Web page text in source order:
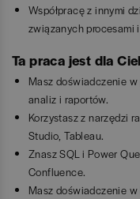
Współpracę z innymi
związanych procesami
Ta praca jest dla
Masz doświadczenie
analiz i raportów.
Korzystasz z narzędzi
Studio, Tableau.
Znasz SQL i Power
Confluence.
Masz doświadczenie